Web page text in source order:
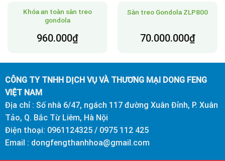
Khóa an toàn sàn treo
gondola
960.000₫
Sàn treo Gondola ZLP800
70.000.000₫
CÔNG TY TNHH DỊCH VỤ VÀ THƯƠNG MẠI DONG FENG
VIỆT NAM
Địa chỉ : Số nhà 6/47, ngách 117 đường Xuân Đỉnh, P. Xuân
Tảo, Q. Bắc Từ Liêm, Hà Nội
Điện thoại: 0961124325 / 0975 112 425
Email : dongfengthanhhoa@gmail.com